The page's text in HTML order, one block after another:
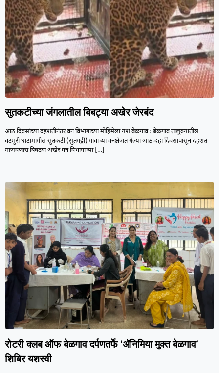
सुतकटीच्या जंगलातील बिबट्या अखेर जेरबंद
आठ दिवसांच्या दहशतीनंतर वन विभागाच्या मोहिमेला यश बेळगाव : बेळगाव तालुक्यातील
वंटमुरी घाटामागील सुतकटी (सुतगट्टी) गावाच्या वनक्षेत्रात गेल्या आठ-दहा दिवसांपासून दहशत
माजवणारा बिबट्या अखेर वन विभागाच्या[…]
रोटरी क्लब ऑफ बेळगाव दर्पणतर्फे ‘ॲनिमिया मुक्त बेळगाव’
शिबिर यशस्वी